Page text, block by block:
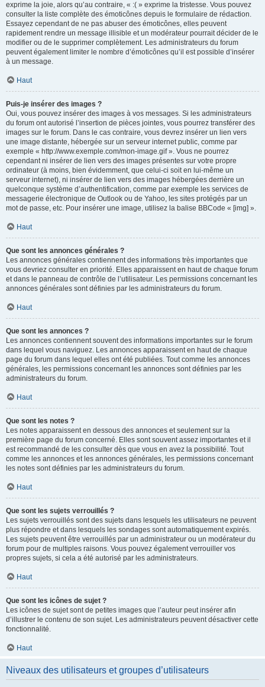
exprime la joie, alors qu’au contraire, « :( » exprime la tristesse. Vous pouvez
consulter la liste complète des émoticônes depuis le formulaire de rédaction.
Essayez cependant de ne pas abuser des émoticônes, elles peuvent
rapidement rendre un message illisible et un modérateur pourrait décider de le
modifier ou de le supprimer complètement. Les administrateurs du forum
peuvent également limiter le nombre d’émoticônes qu’il est possible d’insérer
à un message.
Haut
Puis-je insérer des images ?
Oui, vous pouvez insérer des images à vos messages. Si les administrateurs
du forum ont autorisé l’insertion de pièces jointes, vous pourrez transférer des
images sur le forum. Dans le cas contraire, vous devrez insérer un lien vers
une image distante, hébergée sur un serveur internet public, comme par
exemple « http://www.exemple.com/mon-image.gif ». Vous ne pourrez
cependant ni insérer de lien vers des images présentes sur votre propre
ordinateur (à moins, bien évidemment, que celui-ci soit en lui-même un
serveur internet), ni insérer de lien vers des images hébergées derrière un
quelconque système d’authentification, comme par exemple les services de
messagerie électronique de Outlook ou de Yahoo, les sites protégés par un
mot de passe, etc. Pour insérer une image, utilisez la balise BBCode « [img] ».
Haut
Que sont les annonces générales ?
Les annonces générales contiennent des informations très importantes que
vous devriez consulter en priorité. Elles apparaissent en haut de chaque forum
et dans le panneau de contrôle de l’utilisateur. Les permissions concernant les
annonces générales sont définies par les administrateurs du forum.
Haut
Que sont les annonces ?
Les annonces contiennent souvent des informations importantes sur le forum
dans lequel vous naviguez. Les annonces apparaissent en haut de chaque
page du forum dans lequel elles ont été publiées. Tout comme les annonces
générales, les permissions concernant les annonces sont définies par les
administrateurs du forum.
Haut
Que sont les notes ?
Les notes apparaissent en dessous des annonces et seulement sur la
première page du forum concerné. Elles sont souvent assez importantes et il
est recommandé de les consulter dès que vous en avez la possibilité. Tout
comme les annonces et les annonces générales, les permissions concernant
les notes sont définies par les administrateurs du forum.
Haut
Que sont les sujets verrouillés ?
Les sujets verrouillés sont des sujets dans lesquels les utilisateurs ne peuvent
plus répondre et dans lesquels les sondages sont automatiquement expirés.
Les sujets peuvent être verrouillés par un administrateur ou un modérateur du
forum pour de multiples raisons. Vous pouvez également verrouiller vos
propres sujets, si cela a été autorisé par les administrateurs.
Haut
Que sont les icônes de sujet ?
Les icônes de sujet sont de petites images que l’auteur peut insérer afin
d’illustrer le contenu de son sujet. Les administrateurs peuvent désactiver cette
fonctionnalité.
Haut
Niveaux des utilisateurs et groupes d’utilisateurs